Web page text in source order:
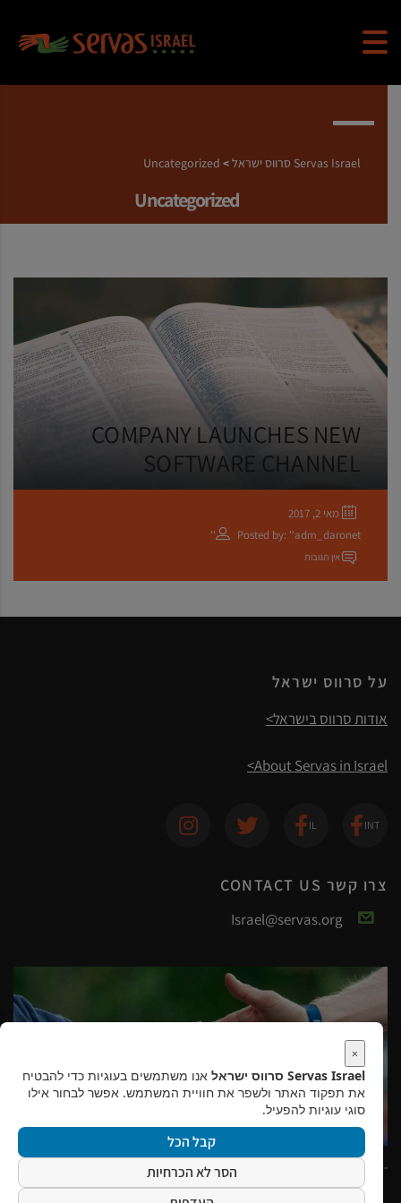
Uncategorized
Servas Israel סרווס ישראל >
Uncategorized
COMPANY LAUNCHES NEW
SOFTWARE CHANNEL
מאי 2, 2017
Posted by: ''adm_daronet''
אין תגובות
על סרווס ישראל
אודות סרווס בישראל>
About Servas in Israel>
צרו קשר CONTACT US
Israel@servas.org
Copyright ©2026 כל הזכויות שמורות לסרווס ישראל
×
Servas Israel סרווס ישראל
אנו משתמשים בעוגיות כדי להבטיח
את תפקוד האתר ולשפר את חוויית המשתמש. אפשר לבחור אילו
סוגי עוגיות להפעיל.
קבל הכל
הסר לא הכרחיות